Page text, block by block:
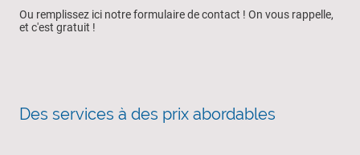
Ou remplissez ici notre formulaire de contact ! On vous rappelle,
et c'est gratuit !
Des services à des prix abordables